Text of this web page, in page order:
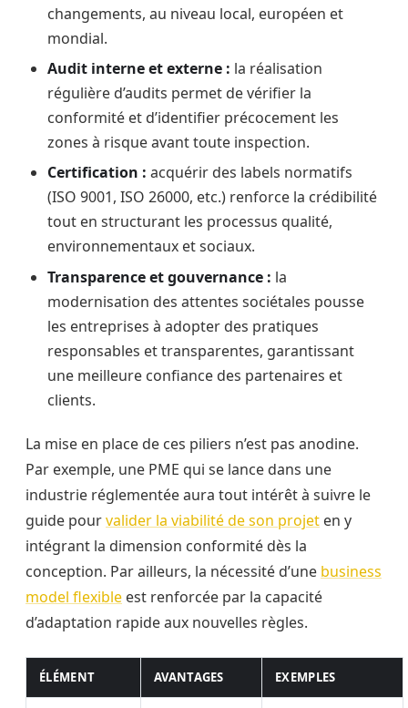
changements, au niveau local, européen et
mondial.
Audit interne et externe : la réalisation
régulière d’audits permet de vérifier la
conformité et d’identifier précocement les
zones à risque avant toute inspection.
Certification : acquérir des labels normatifs
(ISO 9001, ISO 26000, etc.) renforce la crédibilité
tout en structurant les processus qualité,
environnementaux et sociaux.
Transparence et gouvernance : la
modernisation des attentes sociétales pousse
les entreprises à adopter des pratiques
responsables et transparentes, garantissant
une meilleure confiance des partenaires et
clients.
La mise en place de ces piliers n’est pas anodine.
Par exemple, une PME qui se lance dans une
industrie réglementée aura tout intérêt à suivre le
guide pourvalider la viabilité de son projet en y
intégrant la dimension conformité dès la
conception. Par ailleurs, la nécessité d’une business
model flexible est renforcée par la capacité
d’adaptation rapide aux nouvelles règles.
ÉLÉMENT AVANTAGES EXEMPLES